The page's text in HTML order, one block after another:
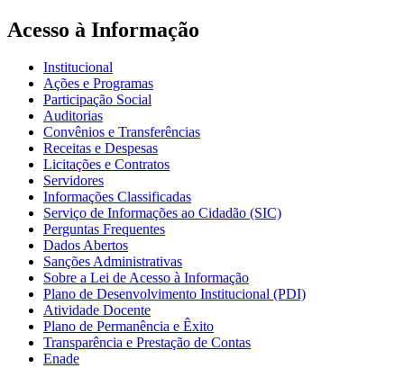
Acesso à Informação
Institucional
Ações e Programas
Participação Social
Auditorias
Convênios e Transferências
Receitas e Despesas
Licitações e Contratos
Servidores
Informações Classificadas
Serviço de Informações ao Cidadão (SIC)
Perguntas Frequentes
Dados Abertos
Sanções Administrativas
Sobre a Lei de Acesso à Informação
Plano de Desenvolvimento Institucional (PDI)
Atividade Docente
Plano de Permanência e Êxito
Transparência e Prestação de Contas
Enade